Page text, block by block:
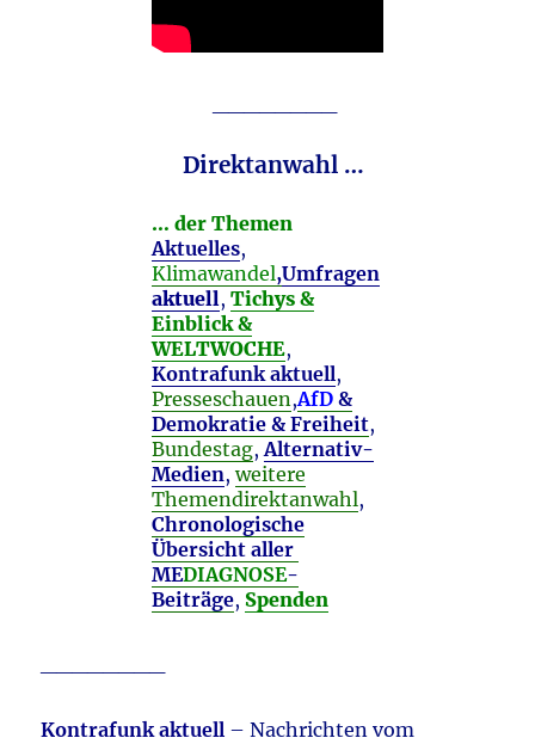
Direktanwahl …
… der Themen
Aktuelles,
Klimawandel,Umfragen
aktuell, Tichys &
Einblick &
WELTWOCHE,
Kontrafunk aktuell,
Presseschauen,AfD &
Demokratie & Freiheit,
Bundestag,Alternativ-
Medien,weitere
Themendirektanwahl,
Chronologische
Übersicht aller
MEDIAGNOSE-
Beiträge, Spenden
Kontrafunk aktuell – Nachrichten vom